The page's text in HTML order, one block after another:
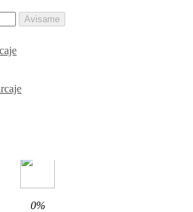
Avisame